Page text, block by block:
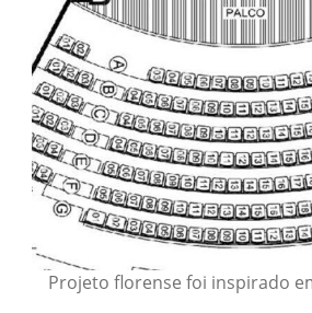
Projeto florense foi inspirado